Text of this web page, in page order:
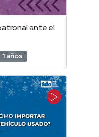
ante el
1 años